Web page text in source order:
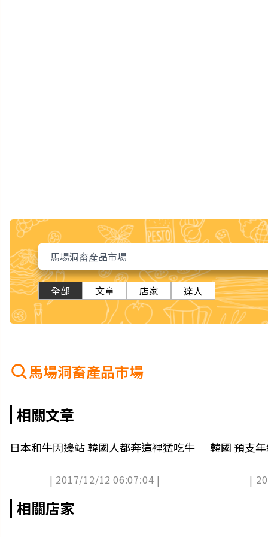
全部 文章 店家 達人
馬場洞畜產品市場
相關文章
日本和牛閃邊站 韓國人都奔這裡猛吃牛
| 2017/12/12 06:07:04 |
韓國 預支
|
相關店家